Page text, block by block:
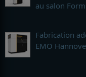
au salon
Fabrication
EMO